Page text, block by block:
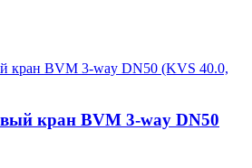
кран BVM 3-way DN50